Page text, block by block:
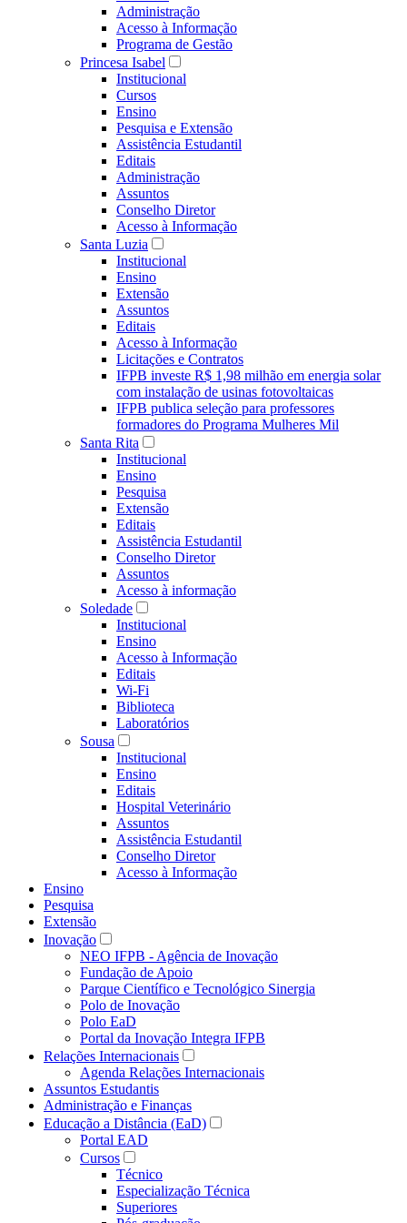
Administração
Acesso à Informação
Programa de Gestão
Princesa Isabel
Institucional
Cursos
Ensino
Pesquisa e Extensão
Assistência Estudantil
Editais
Administração
Assuntos
Conselho Diretor
Acesso à Informação
Santa Luzia
Institucional
Ensino
Extensão
Assuntos
Editais
Acesso à Informação
Licitações e Contratos
IFPB investe R$ 1,98 milhão em energia solar
com instalação de usinas fotovoltaicas
IFPB publica seleção para professores
formadores do Programa Mulheres Mil
Santa Rita
Institucional
Ensino
Pesquisa
Extensão
Editais
Assistência Estudantil
Conselho Diretor
Assuntos
Acesso à informação
Soledade
Institucional
Ensino
Acesso à Informação
Editais
Wi-Fi
Biblioteca
Laboratórios
Sousa
Institucional
Ensino
Editais
Hospital Veterinário
Assuntos
Assistência Estudantil
Conselho Diretor
Acesso à Informação
Ensino
Pesquisa
Extensão
Inovação
NEO IFPB - Agência de Inovação
Fundação de Apoio
Parque Científico e Tecnológico Sinergia
Polo de Inovação
Polo EaD
Portal da Inovação Integra IFPB
Relações Internacionais
Agenda Relações Internacionais
Assuntos Estudantis
Administração e Finanças
Educação a Distância (EaD)
Portal EAD
Cursos
Técnico
Especialização Técnica
Superiores